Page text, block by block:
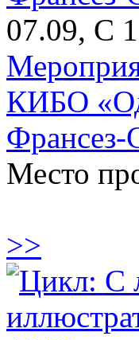
07.09, С
КИБО
Франсез-
Место
>>